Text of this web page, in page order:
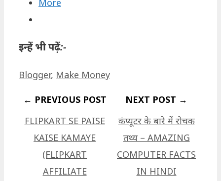
इन्हें भी पढ़ें:-
Categories
Blogger, Make Money
FLIPKART SE PAISE
KAISE KAMAYE
(FLIPKART
AFFILIATE
कंप्यूटर के बारे में रोचक
तथ्य – AMAZING
COMPUTER FACTS
IN HINDI